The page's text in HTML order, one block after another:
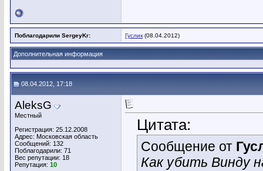
Поблагодарили SergeyKr: Гуслик (08.04.2012)
Дополнительная информация
08.04.2012, 17:18
AleksG
Местный
Регистрация: 25.12.2008
Адрес: Московская область
Сообщений: 132
Поблагодарили: 71
Вес репутации: 18
Репутация: 10
Цитата:
Сообщение от
Как убить Винду